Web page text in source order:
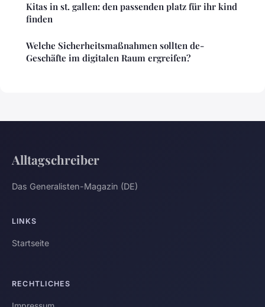
Kitas in st. gallen: den passenden platz für ihr kind
finden
Welche Sicherheitsmaßnahmen sollten de-
Geschäfte im digitalen Raum ergreifen?
Alltagschreiber
Das Generalisten-Magazin (DE)
LINKS
Startseite
RECHTLICHES